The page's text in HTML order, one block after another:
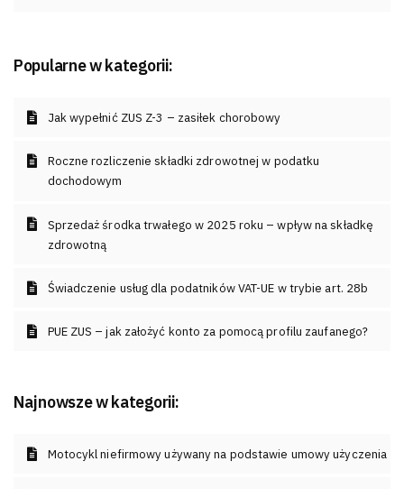
Popularne w kategorii:
Jak wypełnić ZUS Z-3 – zasiłek chorobowy
Roczne rozliczenie składki zdrowotnej w podatku
dochodowym
Sprzedaż środka trwałego w 2025 roku – wpływ na składkę
zdrowotną
Świadczenie usług dla podatników VAT-UE w trybie art. 28b
PUE ZUS – jak założyć konto za pomocą profilu zaufanego?
Najnowsze w kategorii:
Motocykl niefirmowy używany na podstawie umowy użyczenia